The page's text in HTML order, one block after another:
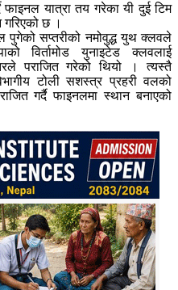
फाइनल यात्रा तय गरेका यी दुई टिम
गरिएको छ ।
पुगेको सप्तरीको नमोवुद्ध युथ क्लवले
विर्तामोड युनाइटेड क्लवलाई
पराजित गरेको थियो । त्यस्तै
टोली सशस्त्र प्रहरी वलको
गर्दै फाइनलमा स्थान बनाएको